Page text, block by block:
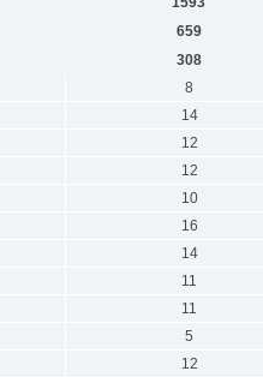
659
308
8
14
12
12
10
16
14
11
11
5
12